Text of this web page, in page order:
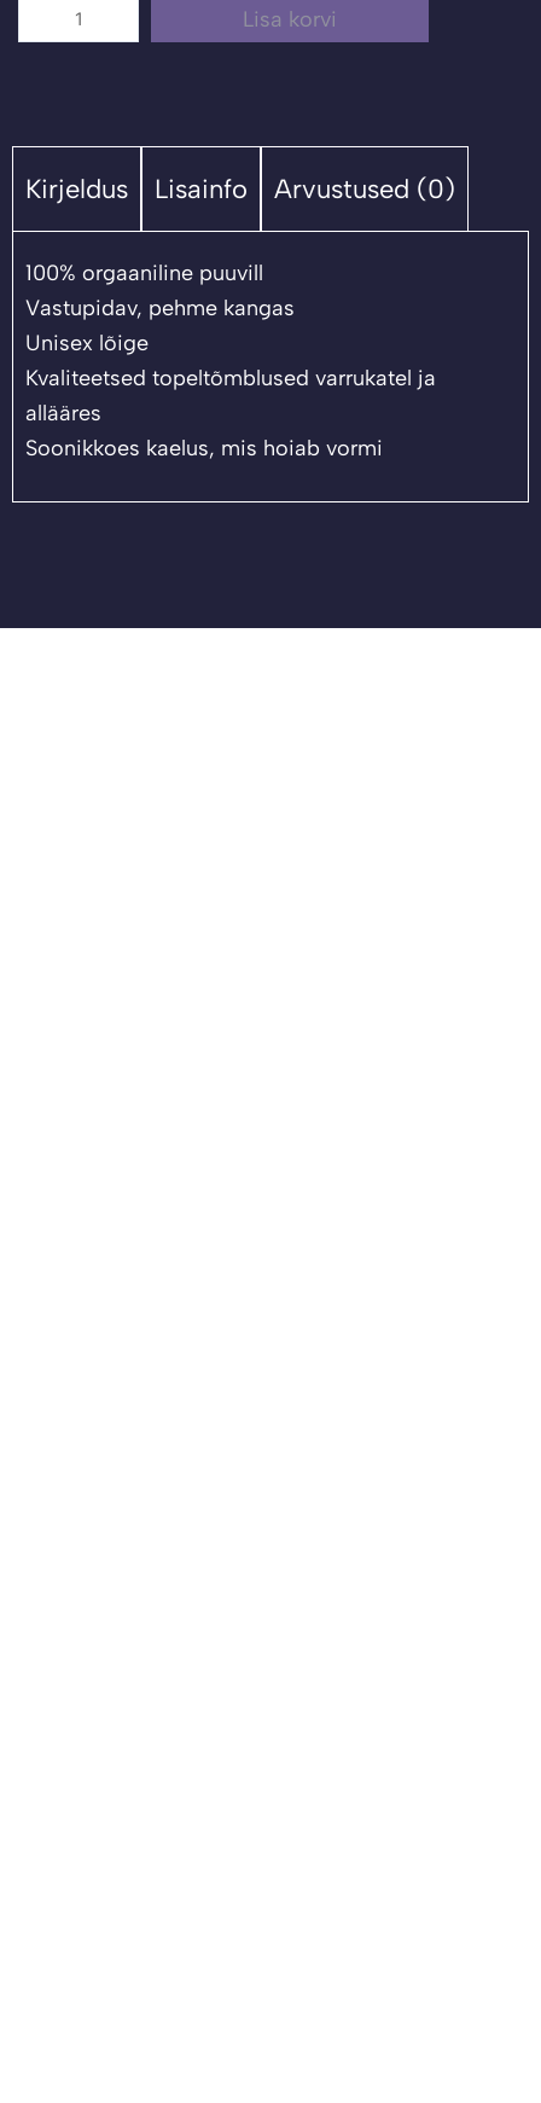
Lisa korvi
Kirjeldus Lisainfo Arvustused (0)
100% orgaaniline puuvill
Vastupidav, pehme kangas
Unisex lõige
Kvaliteetsed topeltõmblused varrukatel ja
allääres
Soonikkoes kaelus, mis hoiab vormi